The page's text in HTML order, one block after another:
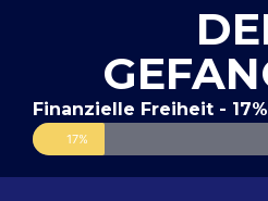
Finanzielle Freiheit - 17%
17%